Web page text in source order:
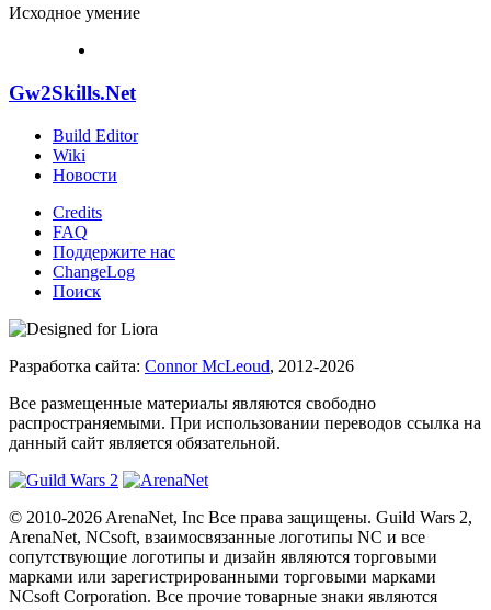
Исходное умение
Gw2Skills.Net
Build Editor
Wiki
Новости
Credits
FAQ
Поддержите нас
ChangeLog
Поиск
Разработка сайта: Connor McLeoud, 2012-2026
Все размещенные материалы являются свободно
распространяемыми. При использовании переводов ссылка на
данный сайт является обязательной.
© 2010-2026 ArenaNet, Inc Все права защищены. Guild Wars 2,
ArenaNet, NCsoft, взаимосвязанные логотипы NC и все
сопутствующие логотипы и дизайн являются торговыми
марками или зарегистрированными торговыми марками
NCsoft Corporation. Все прочие товарные знаки являются